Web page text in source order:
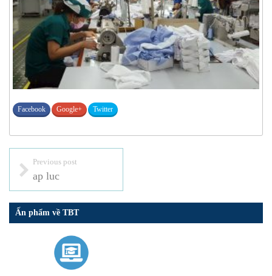
Facebook Google+ Twitter
Previous post
ap luc
Ấn phẩm về TBT